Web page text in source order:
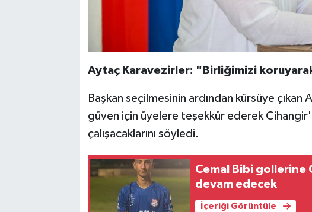
Aytaç Karavezirler: "Birliğimizi
Başkan seçilmesinin ardından kürsüye
güven için üyelere teşekkür ederek
çalışacaklarını söyledi.
Cemal Bibi gollerine
devam edecek
İçeriği Görüntüle